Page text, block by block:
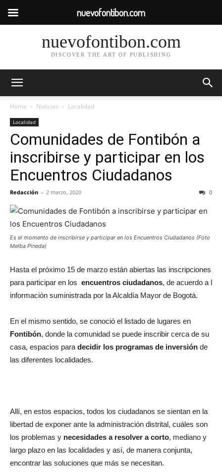
nuevofontibon.com
DISCOVER THE ART OF PUBLISHING
Home Noticias Localidad
Localidad
Comunidades de Fontibón a
inscribirse y participar en los
Encuentros Ciudadanos
Redacción - 2 marzo, 2020 0
Es el momento de inscribirse y participar en los Encuentros Ciudadanos (Foto
Melba Pineda)
Hasta el próximo 15 de marzo están abiertas las inscripciones
para participar en los encuentros ciudadanos, de acuerdo a l
información suministrada por la Alcaldía Mayor de Bogotá.
En el mismo sentido, se conoció el listado de lugares en
Fontibón, donde la comunidad se puede inscribir cerca de su
casa, espacios para decidir los programas de inversión de
las diferentes localidades.
Allí, en estos espacios, todos los ciudadanos se sientan en la
libertad de exponer ante la administración distrital, cuáles son
los problemas y necesidades a resolver a corto, mediano y
largo plazo en las localidades y así, de manera conjunta,
encontrar las soluciones que más se necesitan.
nuevofontibon.com